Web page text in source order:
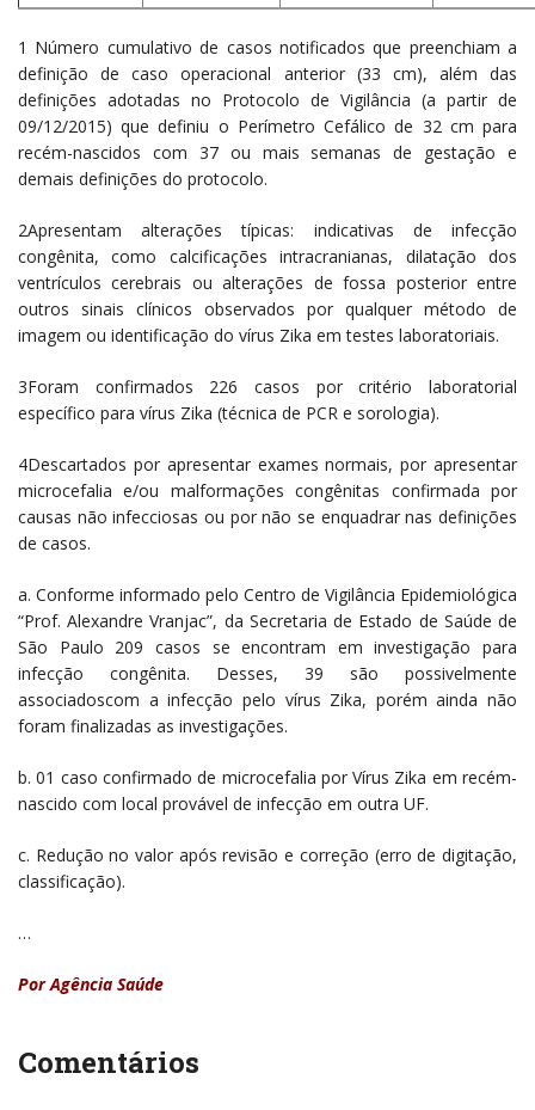
1 Número cumulativo de casos notificados que preenchiam a
definição de caso operacional anterior (33 cm), além das
definições adotadas no Protocolo de Vigilância (a partir de
09/12/2015) que definiu o Perímetro Cefálico de 32 cm para
recém-nascidos com 37 ou mais semanas de gestação e
demais definições do protocolo.
2Apresentam alterações típicas: indicativas de infecção
congênita, como calcificações intracranianas, dilatação dos
ventrículos cerebrais ou alterações de fossa posterior entre
outros sinais clínicos observados por qualquer método de
imagem ou identificação do vírus Zika em testes laboratoriais.
3Foram confirmados 226 casos por critério laboratorial
específico para vírus Zika (técnica de PCR e sorologia).
4Descartados por apresentar exames normais, por apresentar
microcefalia e/ou malformações congênitas confirmada por
causas não infecciosas ou por não se enquadrar nas definições
de casos.
a. Conforme informado pelo Centro de Vigilância Epidemiológica
“Prof. Alexandre Vranjac”, da Secretaria de Estado de Saúde de
São Paulo 209 casos se encontram em investigação para
infecção congênita. Desses, 39 são possivelmente
associadoscom a infecção pelo vírus Zika, porém ainda não
foram finalizadas as investigações.
b. 01 caso confirmado de microcefalia por Vírus Zika em recém-
nascido com local provável de infecção em outra UF.
c. Redução no valor após revisão e correção (erro de digitação,
classificação).
…
Por Agência Saúde
Comentários